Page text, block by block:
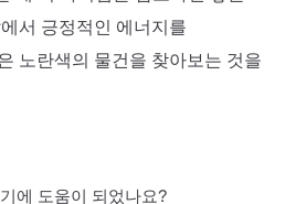
서 긍정적인 에너지를
노란색의 물건을 찾아보는 것을
에 도움이 되었나요?